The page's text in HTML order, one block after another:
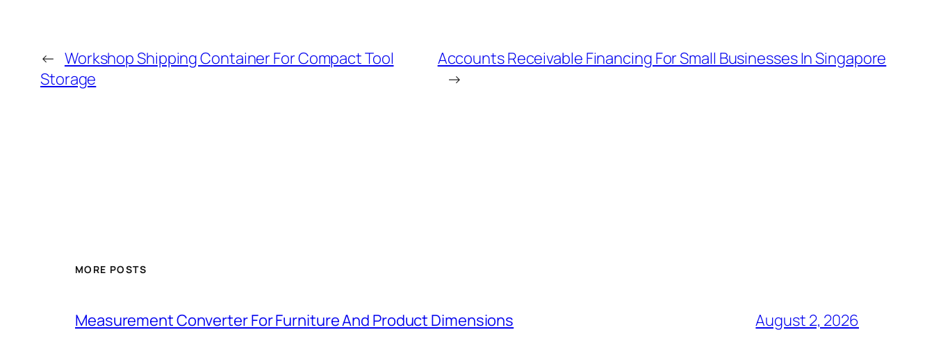
← Workshop Shipping Container For Compact Tool
Storage
Accounts Receivable Financing For Small Businesses In Singapore
→
MORE POSTS
Measurement Converter For Furniture And Product Dimensions August 2, 2026